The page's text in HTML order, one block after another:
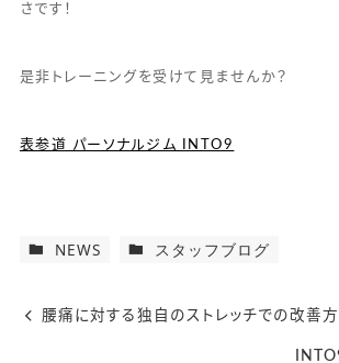
さです！
是非トレーニングを受けて見ませんか？
表参道 パーソナルジム INTO9
NEWS スタッフブログ
腰痛に対する独自のストレッチでの改善